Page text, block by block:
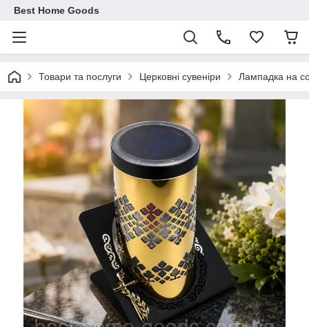
Best Home Goods
Товари та послуги Церковні сувеніри Лампадка на